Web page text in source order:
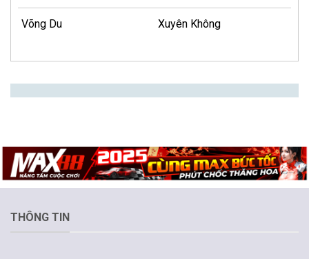
Võng Du Xuyên Không
THÔNG TIN